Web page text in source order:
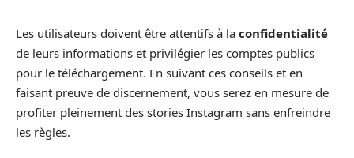
Les utilisateurs doivent être attentifs à la confidentialité
de leurs informations et privilégier les comptes publics
pour le téléchargement. En suivant ces conseils et en
faisant preuve de discernement, vous serez en mesure de
profiter pleinement des stories Instagram sans enfreindre
les règles.